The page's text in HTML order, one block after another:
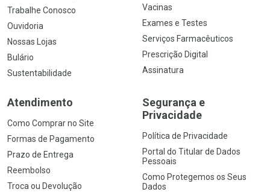
Trabalhe Conosco
Ouvidoria
Nossas Lojas
Bulário
Sustentabilidade
Vacinas
Exames e Testes
Serviços Farmacêuticos
Prescrição Digital
Assinatura
Atendimento
Como Comprar no Site
Formas de Pagamento
Prazo de Entrega
Reembolso
Troca ou Devolução
Segurança e
Privacidade
Política de Privacidade
Portal do Titular de Dados
Pessoais
Como Protegemos os Seus
Dados